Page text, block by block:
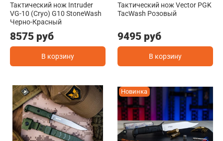
Тактический нож Intruder
VG-10 (Cryo) G10 StoneWash
Черно-Красный
8575 руб
В корзину
Тактический нож Vector PGK
TacWash Розовый
9495 руб
В корзину
Новинка